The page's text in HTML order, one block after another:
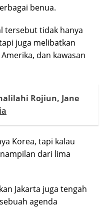
benua.
tersebut tidak hanya
juga melibatkan
dan kawasan
Rojiun, Jane
Korea, tapi kalau
dari lima
Jakarta juga tengah
agenda